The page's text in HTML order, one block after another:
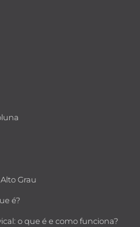
Grau
é?
o que é e como funciona?